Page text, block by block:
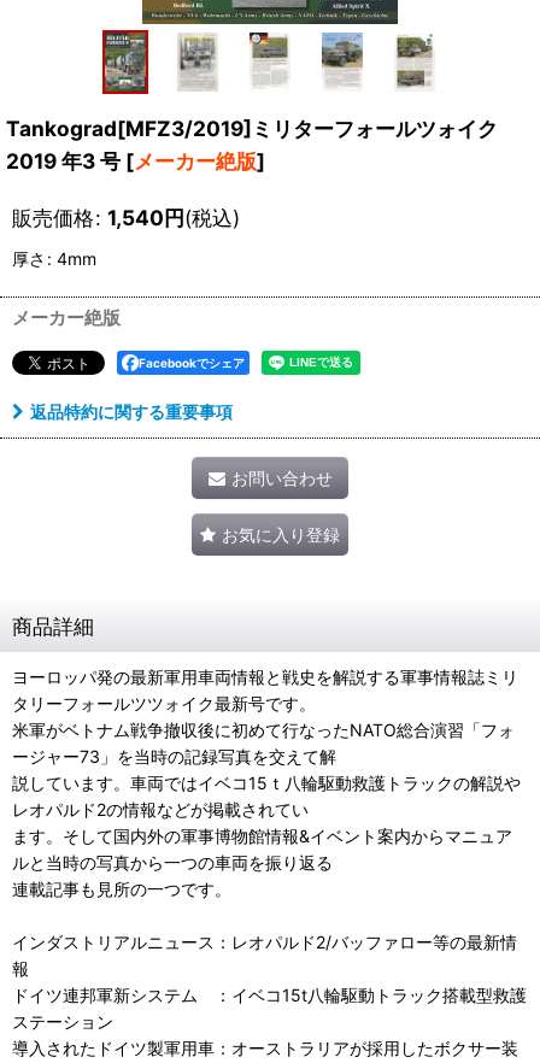
Tankograd[MFZ3/2019]ミリターフォールツォイク
2019 年3 号 [メーカー絶版]
販売価格: 1,540円(税込)
厚さ : 4mm
メーカー絶版
Facebookでシェア
返品特約に関する重要事項
お問い合わせ
お気に入り登録
商品詳細
ヨーロッパ発の最新軍用車両情報と戦史を解説する軍事情報誌ミリ
タリーフォールツツォイク最新号です。
米軍がベトナム戦争撤収後に初めて行なったNATO総合演習「フォ
ージャー73」を当時の記録写真を交えて解
説しています。車両ではイベコ15ｔ八輪駆動救護トラックの解説や
レオパルド2の情報などが掲載されてい
ます。そして国内外の軍事博物館情報&イベント案内からマニュア
ルと当時の写真から一つの車両を振り返る
連載記事も見所の一つです。
インダストリアルニュース：レオパルド2/バッファロー等の最新情
報
ドイツ連邦軍新システム ：イベコ15t八輪駆動トラック搭載型救護
ステーション
導入されたドイツ製軍用車：オーストラリアが採用したボクサー装